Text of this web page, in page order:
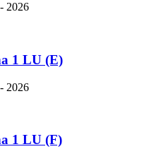
- 2026
1 LU (E)
- 2026
1 LU (F)